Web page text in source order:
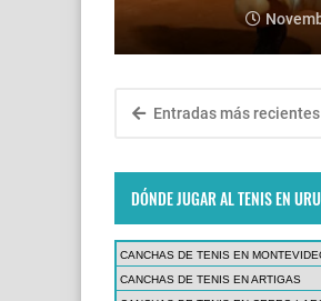
Entradas más recientes
DÓNDE JUGAR AL TENIS EN
CANCHAS DE TENIS EN
CANCHAS DE TENIS EN ARTIGAS